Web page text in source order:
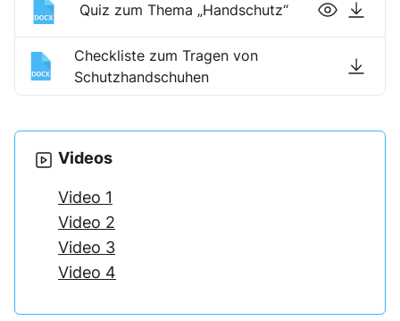
Quiz zum Thema „Handschutz“
Checkliste zum Tragen von
Schutzhandschuhen
Videos
Video 1
Video 2
Video 3
Video 4